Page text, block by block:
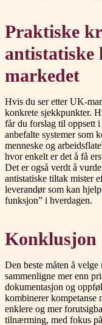
Praktiske
antistatiske
markedet
Hvis du ser etter UK-
konkrete sjekkpunkter.
får du forslag til oppsett
anbefalte systemer som
menneske og
hvor enkelt er det å få
Det er også verdt å
antistatiske tiltak mister
leverandør som kan
funksjon” i hverdagen.
Konklusjon
Den beste måten å
sammenligne mer enn
dokumentasjon og
kombinerer kompetanse
enklere og mer
tilnærming, med fokus